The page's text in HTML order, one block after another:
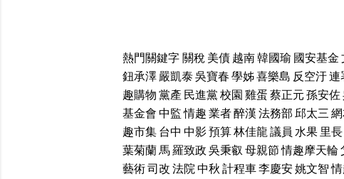
熱門關鍵字關稅美債越南韓國瑜 國安基金
鈕承澤嚴凱泰吳寶春學姊喜樂島 反空汙連
趣購物黨產 民進黨校園雞蛋蔡正元孫安佐
基金會中監情趣業者醉漢法務部邱太三
趣市集台中 中影預算林佳龍議員 水果里長
葉菊蘭馬羅致政吳秉叡母親節情趣摩天輪
藝術司改法院中秋計程車李慶安姚文智